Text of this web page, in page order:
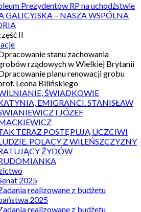
Prezydentów RP na uchodźstwie
GALICYJSKA – NASZA WSPÓLNA
II
stanu zachowania
rządowych w Wielkiej Brytanii
planu renowacji grobu
Leona Bilińskiego
ŚWIADKOWIE
EMIGRANCI. STANISŁAW
I JÓZEF
TERAZ POSTĘPUJĄ UCZCIWI
POLACY Z WILEŃSZCZYZNY
ŻYDÓW
2025
realizowane z budżetu
2025
realizowane z budżetu